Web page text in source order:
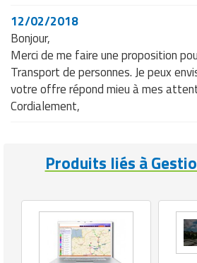
12/02/2018
Bonjour,
Merci de me faire une proposition
Transport de personnes. Je peux
votre offre répond mieu à mes
Cordialement,
Produits liés à